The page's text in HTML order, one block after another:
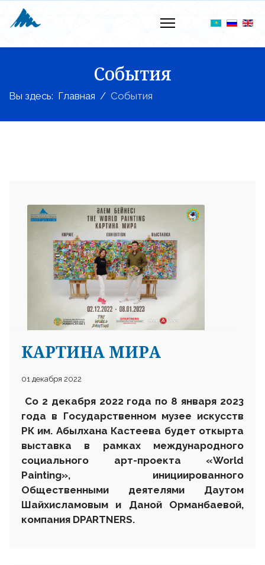
События
Вы здесь: Главная События
КАРТИНА МИРА
01 декабря 2022
Со 2 декабря 2022 года по 8 января 2023
года в Государственном музее искусств
РК им. Абылхана Кастеева будет откырта
выставка в рамках международного
социального арт-проекта «World
Painting», инициированного
Общественными деятелями Даутом
Шайхисламовым и Даной Орманбаевой,
компания DPARTNERS.
23 97